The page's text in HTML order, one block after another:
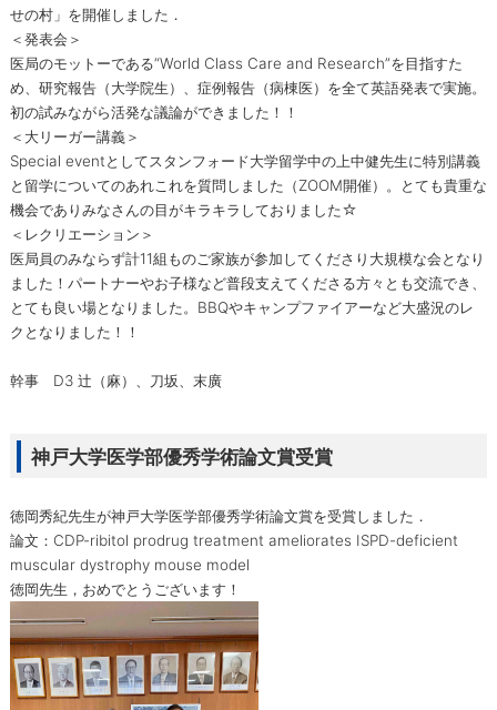
せの村」を開催しました．
＜発表会＞
医局のモットーである“World Class Care and Research”を目指すた
め、研究報告（大学院生）、症例報告（病棟医）を全て英語発表で実施。
初の試みながら活発な議論ができました！！
＜大リーガー講義＞
Special eventとしてスタンフォード大学留学中の上中健先生に特別講義
と留学についてのあれこれを質問しました（ZOOM開催）。とても貴重な
機会でありみなさんの目がキラキラしておりました☆
＜レクリエーション＞
医局員のみならず計11組ものご家族が参加してくださり大規模な会となり
ました！パートナーやお子様など普段支えてくださる方々とも交流でき、
とても良い場となりました。BBQやキャンプファイアーなど大盛況のレ
クとなりました！！
幹事 D3 辻（麻）、刀坂、末廣
神戸大学医学部優秀学術論文賞受賞
徳岡秀紀先生が神戸大学医学部優秀学術論文賞を受賞しました．
論文：CDP-ribitol prodrug treatment ameliorates ISPD-deficient
muscular dystrophy mouse model
徳岡先生，おめでとうございます！